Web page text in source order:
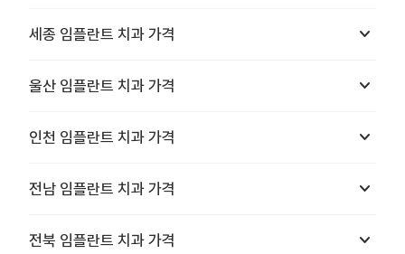
세종 임플란트 치과 가격 keyboard_arrow_down
울산 임플란트 치과 가격 keyboard_arrow_down
인천 임플란트 치과 가격 keyboard_arrow_down
전남 임플란트 치과 가격 keyboard_arrow_down
전북 임플란트 치과 가격 keyboard_arrow_down